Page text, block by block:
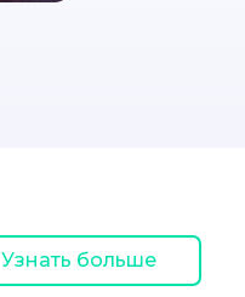
Узнать больше